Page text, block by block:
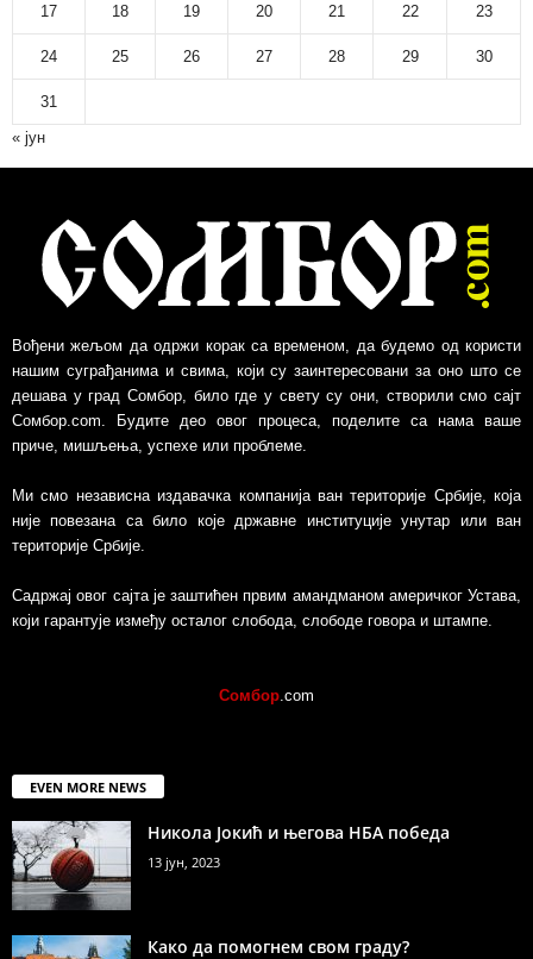
17 18 19 20 21 22 23
24 25 26 27 28 29 30
31
« јун
Вођени жељом да одржи корак са временом, да будемо од користи
нашим суграђанима и свима, који су заинтересовани за оно што се
дешава у град Сомбор, било где у свету су они, створили смо сајт
Сомбор.com. Будите део овог процеса, поделите са нама ваше
приче, мишљења, успехе или проблеме.
Ми смо независна издавачка компанија ван територије Србије, којa
није повезанa са било које државне институције унутар или ван
територије Србије.
Садржај овог сајта је заштићен првим амандманом америчког Устава,
који гарантује између осталог слобода, слободе говора и штампе.
Сомбор .com
EVEN MORE NEWS
Никола Јокић и његова НБА победа
13 јун, 2023
Како да помогнем свом граду?